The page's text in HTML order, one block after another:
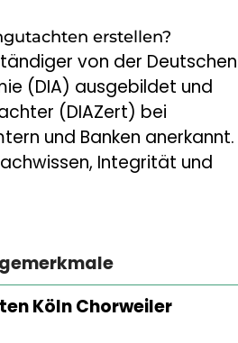
erstellen?
von der Deutschen
(DIA) ausgebildet und
(DIAZert) bei
und Banken anerkannt.
Integrität und
Köln Chorweiler